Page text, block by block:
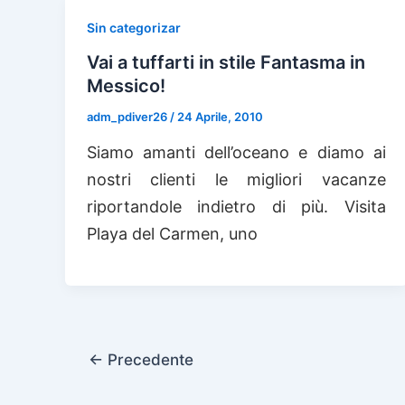
Sin categorizar
Vai a tuffarti in stile Fantasma in
Messico!
adm_pdiver26 / 24 Aprile, 2010
Siamo amanti dell’oceano e diamo ai
nostri clienti le migliori vacanze
riportandole indietro di più. Visita
Playa del Carmen, uno
← Precedente